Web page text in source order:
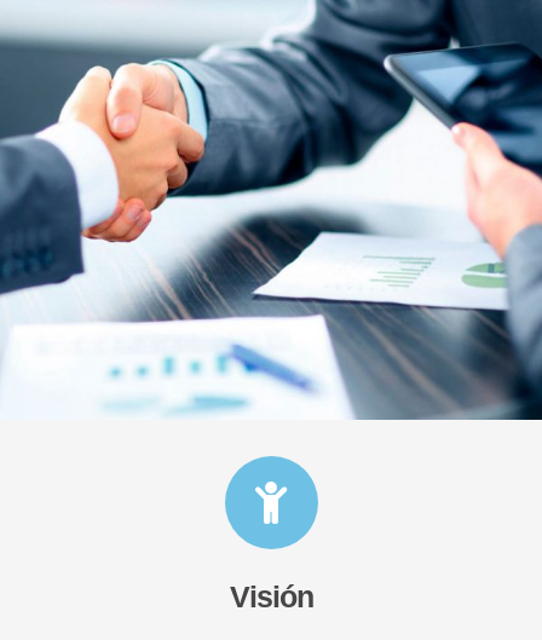
Visión